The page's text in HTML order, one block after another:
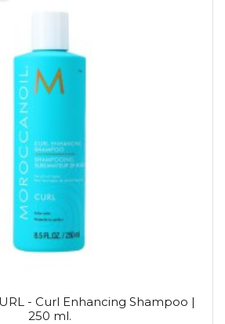
- Curl Enhancing Shampoo |
250 ml.